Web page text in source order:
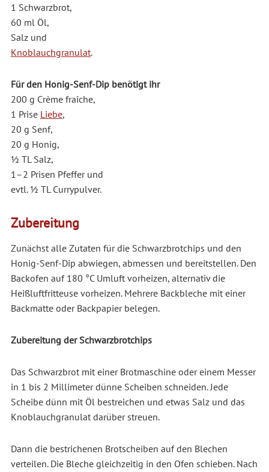
1 Schwarzbrot,
60 ml Öl,
Salz und
Knoblauchgranulat.
Für den Honig-Senf-Dip benötigt ihr
200 g Crème fraîche,
1 Prise Liebe,
20 g Senf,
20 g Honig,
1⁄2 TL Salz,
1–2 Prisen Pfeffer und
evtl. 1⁄2 TL Currypulver.
Zubereitung
Zunächst alle Zutaten für die Schwarzbrotchips und den
Honig-Senf-Dip abwiegen, abmessen und bereitstellen. Den
Backofen auf 180 °C Umluft vorheizen, alternativ die
Heißluftfritteuse vorheizen. Mehrere Backbleche mit einer
Backmatte oder Backpapier belegen.
Zubereitung der Schwarzbrotchips
Das Schwarzbrot mit einer Brotmaschine oder einem Messer
in 1 bis 2 Millimeter dünne Scheiben schneiden. Jede
Scheibe dünn mit Öl bestreichen und etwas Salz und das
Knoblauchgranulat darüber streuen.
Dann die bestrichenen Brotscheiben auf den Blechen
verteilen. Die Bleche gleichzeitig in den Ofen schieben. Nach